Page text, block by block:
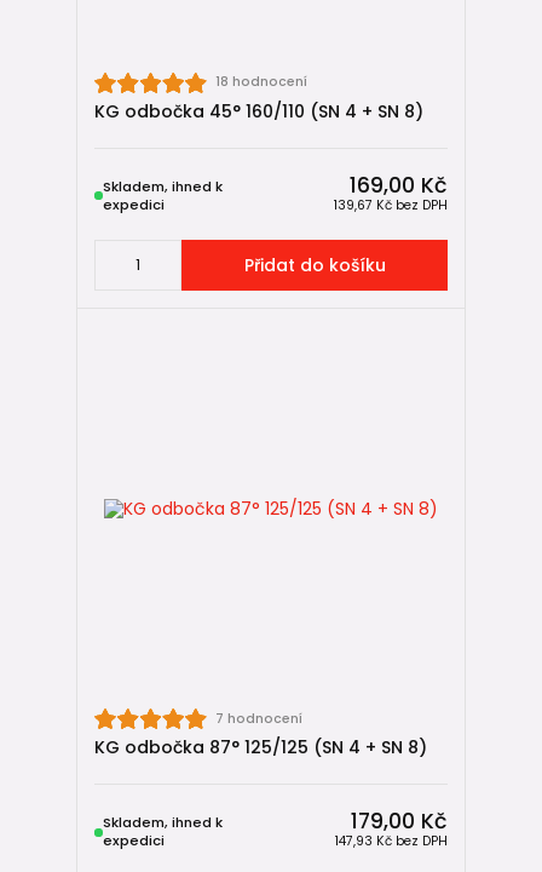
18 hodnocení
KG odbočka 45° 160/110 (SN 4 + SN 8)
169,00 Kč
139,67 Kč bez DPH
Skladem, ihned k
expedici
Přidat do košíku
7 hodnocení
KG odbočka 87° 125/125 (SN 4 + SN 8)
179,00 Kč
147,93 Kč bez DPH
Skladem, ihned k
expedici